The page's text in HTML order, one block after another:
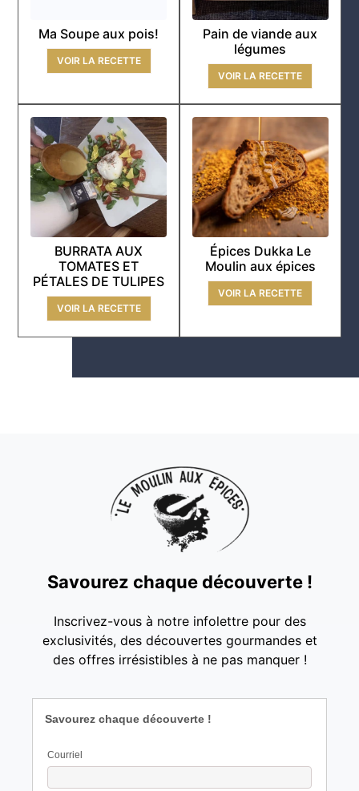
Ma Soupe aux pois!
VOIR LA RECETTE
Pain de viande aux
légumes
VOIR LA RECETTE
BURRATA AUX
TOMATES ET
PÉTALES DE TULIPES
VOIR LA RECETTE
Épices Dukka Le
Moulin aux épices
VOIR LA RECETTE
Savourez chaque découverte !
Inscrivez-vous à notre infolettre pour des
exclusivités, des découvertes gourmandes et
des offres irrésistibles à ne pas manquer !
Savourez chaque découverte !
Courriel